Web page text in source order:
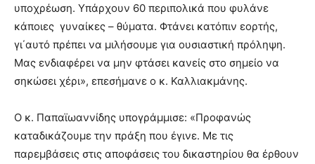
υποχρέωση. Υπάρχουν 60 περιπολικά που φυλάνε
κάποιες γυναίκες – θύματα. Φτάνει κατόπιν εορτής,
γι΄αυτό πρέπει να μιλήσουμε για ουσιαστική πρόληψη.
Μας ενδιαφέρει να μην φτάσει κανείς στο σημείο να
σηκώσει χέρι», επεσήμανε ο κ. Καλλιακμάνης.
Ο κ. Παπαϊωαννίδης υπογράμμισε: «Προφανώς
καταδικάζουμε την πράξη που έγινε. Με τις
παρεμβάσεις στις αποφάσεις του δικαστηρίου θα έρθουν